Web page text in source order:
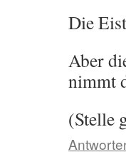
Die
Aber
nimmt
(Stelle